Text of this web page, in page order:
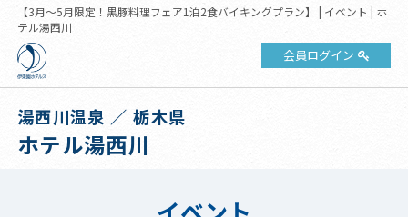
【3月～5月限定！黒豚料理フェア1泊2食バイキングプラン】 | イベント | ホ
テル湯西川
会員ログイン
湯西川温泉 ／ 栃木県
ホテル湯西川